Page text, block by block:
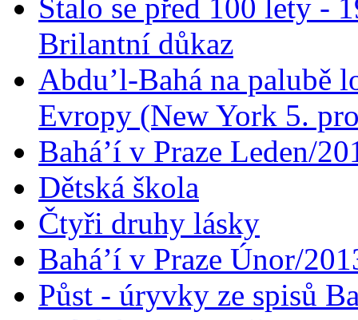
Stalo se před 100 lety -
Brilantní důkaz
Abdu’l-Bahá na palubě
Evropy (New York 5.
Bahá’í v Praze Leden/
Dětská škola
Čtyři druhy lásky
Bahá’í v Praze Únor/
Půst - úryvky ze spisů